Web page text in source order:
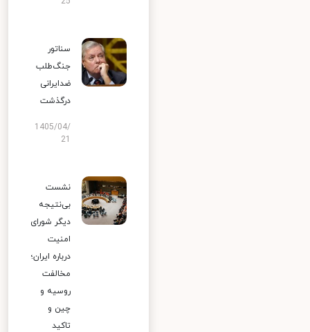
سناتور
جنگ‌طلب
ضدایرانی
درگذشت
1405/04/
نشست
بی‌نتیجه
دیگر شورای
امنیت
درباره ایران؛
مخالفت
روسیه و
چین و
تاکید